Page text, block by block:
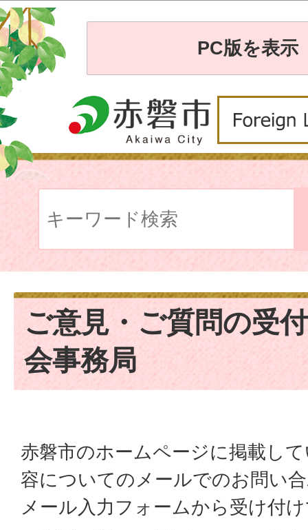
PC版を表示
ご意見・ご質問の受
会事務局
赤磐市のホームページに掲載し
容についてのメールでのお問い
メール入力フォームから受け付